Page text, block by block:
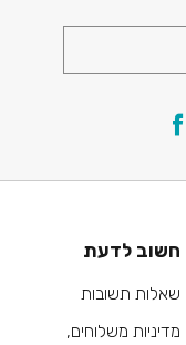
חשוב לדעת
שאלות תשובות
מדיניות משלוחים,